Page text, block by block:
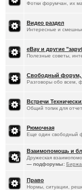
Фотки форумчан, их
Видео раздел
Интересные и
eBay и другие
Полезные советы,
Свободный форум,
Разговоры обо всем,
Встречи
Общий топик для
Рюмочная
Еще один свободный
Взаимопомощь и
Дружеская
— подфорумы: Биржа
Право
Нормы, ситуации,